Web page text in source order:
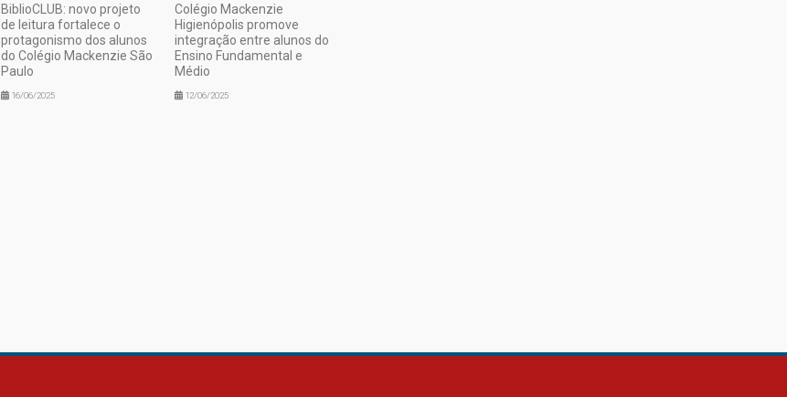
BiblioCLUB: novo projeto
de leitura fortalece o
protagonismo dos alunos
do Colégio Mackenzie São
Paulo
16/06/2025
Colégio Mackenzie
Higienópolis promove
integração entre alunos do
Ensino Fundamental e
Médio
12/06/2025